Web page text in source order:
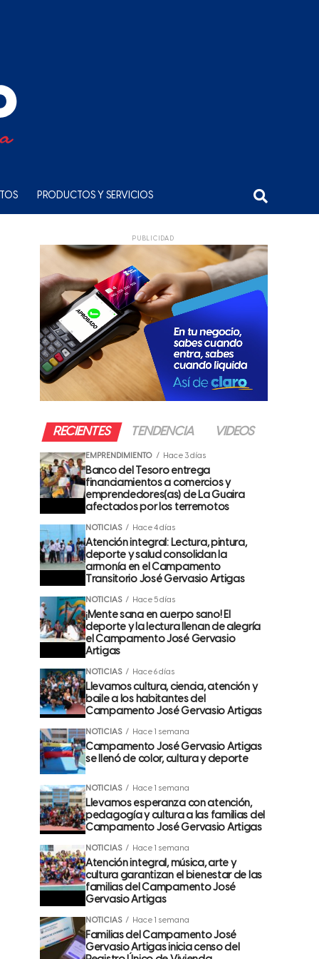
PRODUCTOS Y SERVICIOS
PUBLICIDAD
RECIENTES TENDENCIA VIDEOS
EMPRENDIMIENTO Hace 3 días
Banco del Tesoro entrega
financiamientos a comercios y
emprendedores(as) de La Guaira
afectados por los terremotos
NOTICIAS Hace 4 días
Atención integral: Lectura, pintura,
deporte y salud consolidan la
armonía en el Campamento
Transitorio José Gervasio Artigas
NOTICIAS Hace 5 días
¡Mente sana en cuerpo sano! El
deporte y la lectura llenan de alegría
el Campamento José Gervasio
Artigas
NOTICIAS Hace 6 días
Llevamos cultura, ciencia, atención y
baile a los habitantes del
Campamento José Gervasio Artigas
NOTICIAS Hace 1 semana
Campamento José Gervasio Artigas
se llenó de color, cultura y deporte
NOTICIAS Hace 1 semana
Llevamos esperanza con atención,
pedagogía y cultura a las familias del
Campamento José Gervasio Artigas
NOTICIAS Hace 1 semana
Atención integral, música, arte y
cultura garantizan el bienestar de las
familias del Campamento José
Gervasio Artigas
NOTICIAS Hace 1 semana
Familias del Campamento José
Gervasio Artigas inicia censo del